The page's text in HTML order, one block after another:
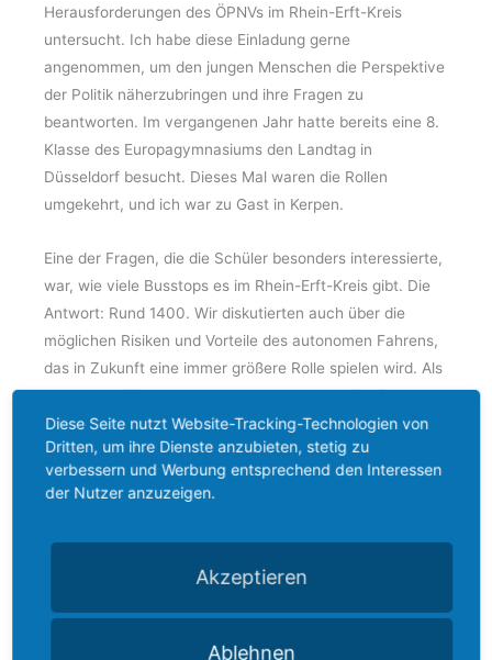
Herausforderungen des ÖPNVs im Rhein-Erft-Kreis
untersucht. Ich habe diese Einladung gerne
angenommen, um den jungen Menschen die Perspektive
der Politik näherzubringen und ihre Fragen zu
beantworten. Im vergangenen Jahr hatte bereits eine 8.
Klasse des Europagymnasiums den Landtag in
Düsseldorf besucht. Dieses Mal waren die Rollen
umgekehrt, und ich war zu Gast in Kerpen.
Eine der Fragen, die die Schüler besonders interessierte,
war, wie viele Busstops es im Rhein-Erft-Kreis gibt. Die
Antwort: Rund 1400. Wir diskutierten auch über die
möglichen Risiken und Vorteile des autonomen Fahrens,
das in Zukunft eine immer größere Rolle spielen wird. Als
verkehrspolitischer Sprecher der CDU-Fraktion im
Kreistag und direkt gewählter Landespolitiker bot mir der
Besuch die besondere Gelegenheit, die Ergebnisse und
Ideen der Schüler für den Öffentlichen Nahverkehr im
Rhein-Erft-Kreis zu sehen und direktes Feedback zu
waren pragmatisch und zukunftsorientiert. Vieles davon
befindet sich sogar schon in der Umsetzung, wie die
Erweiterung der Wasserstoffflotte unserer REVG-Busse.
Diese Seite nutzt Website-Tracking-Technologien von
Dritten, um ihre Dienste anzubieten, stetig zu
verbessern und Werbung entsprechend den Interessen
der Nutzer anzuzeigen.
Akzeptieren
Ablehnen